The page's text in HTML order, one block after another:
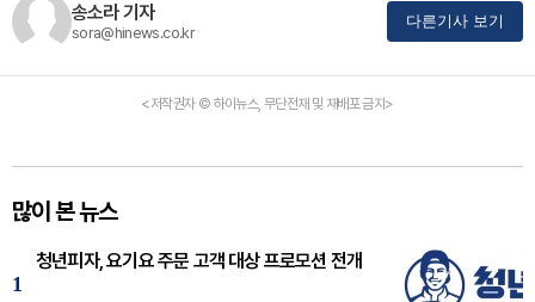
송소라 기자
sora@hinews.co.kr
다른기사 보기
<저작권자 © 하이뉴스, 무단전재 및 재배포 금지>
많이 본 뉴스
1
청년피자, 요기요 주문 고객 대상 프로모션 전개